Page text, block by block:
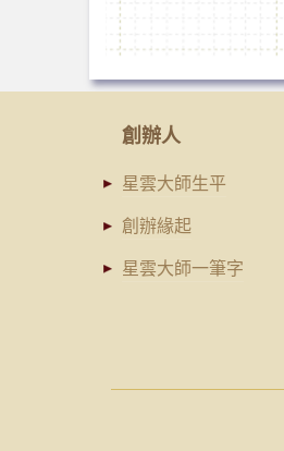
創辦人
星雲大師生平
創辦緣起
星雲大師一筆字